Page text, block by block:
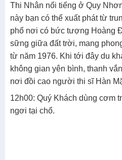
Thi Nhân nổi tiếng ở Quy
này bạn có thể xuất phát từ
phố nơi có bức tượng Hoàng
sững giữa đất trời, mang
từ năm 1976. Khi tới đây du
không gian yên bình, thanh
nơi đồi cao người thi sĩ Hàn
12h00: Quý Khách dùng cơm
ngơi tại chổ.